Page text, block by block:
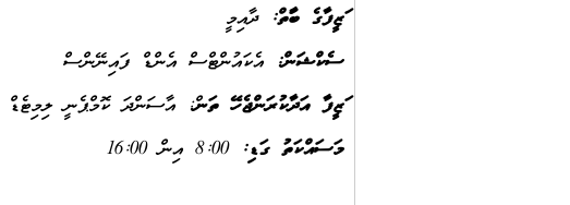
ވަޒީފާގެ ބާވަތް:ދާއިމީ
ސެކްޝަން: އެކައުންޓްސް އެންޑް ފައިނޭންސް
ވަޒީފާ އަދާކުރަންޖެހޭ ތަން: އާސަންދަ ކޮމްޕެނީ
މަސައްކަތު ގަޑި: 8:00 އިން 16:00